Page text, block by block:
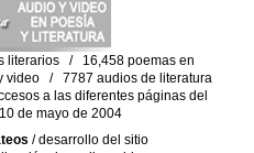
literarios / 16,458 poemas en
video / 7787 audios de literatura
a las diferentes páginas del
de mayo de 2004
/ desarrollo del sitio